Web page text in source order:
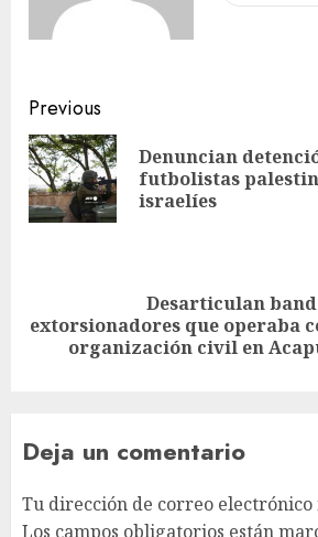
Previous
Denuncian
futbolistas
israelíes
Desarticulan
extorsionadores que operaba
organización civil en
Deja un comentario
Tu dirección de correo electrónico
Los campos obligatorios están